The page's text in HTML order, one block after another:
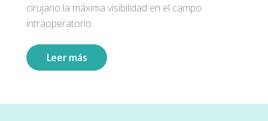
cirujano la máxima visibilidad en el campo
intraoperatorio.
Leer más